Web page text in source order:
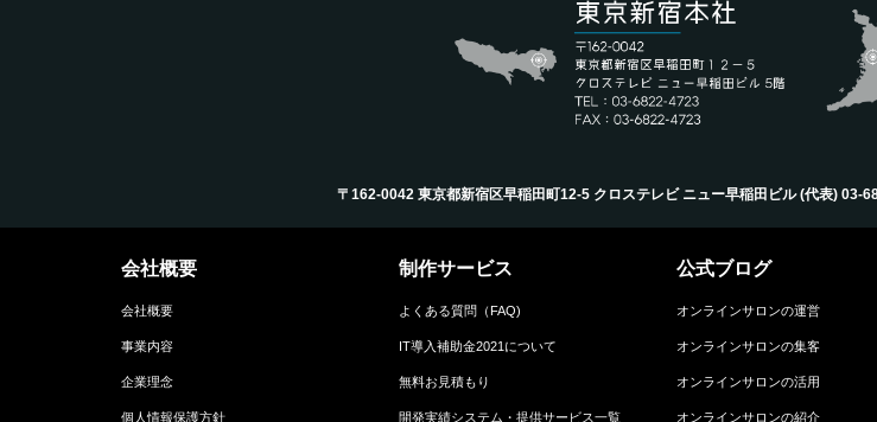
〒162-0042 東京都新宿区早稲田町12-5 クロステレビ ニュー早稲田ビル (代表)
会社概要
会社概要
事業内容
企業理念
個人情報保護方針
制作サービス
よくある質問（FAQ)
IT導入補助金2021について
無料お見積もり
開発実績システム・提供サービス一覧
公式ブログ
オンラインサロンの運営
オンラインサロンの集客
オンラインサロンの活用
オンラインサロンの紹介